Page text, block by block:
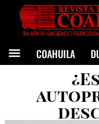
COAHUILA